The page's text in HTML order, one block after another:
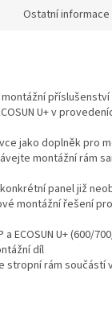
Ostatní informace
příslušenství
U+ v
jako doplněk pro
montážní rám
panel již
montážní řešení
ECOSUN U+ (600/
díl
stropní rám